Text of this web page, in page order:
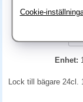
Enhet:
Lock till bägare 24cl.
Cookie-